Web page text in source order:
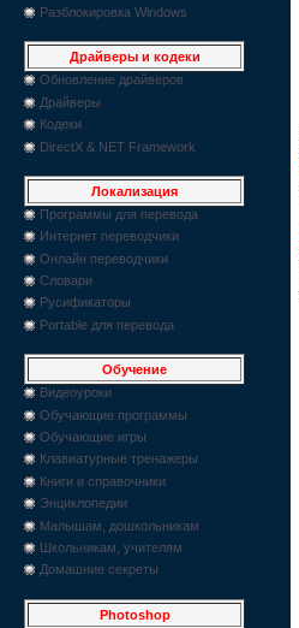
Разблокировка Windows
Драйверы и кодеки
Обновление драйверов
Драйверы
Кодеки
DirectX & NET Framework
Локализация
Программы для перевода
Интернет переводчики
Онлайн переводчики
Словари
Русификаторы
Portable для перевода
Обучение
Видеоуроки
Обучающие программы
Обучающие игры
Клавиатурные тренажеры
Книги и справочники
Энциклопедии
Малышам, дошкольникам
Школьникам, учителям
Домашние секреты
Photoshop